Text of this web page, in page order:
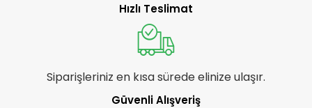
Hızlı Teslimat
Siparişleriniz en kısa sürede elinize ulaşır.
Güvenli Alışveriş